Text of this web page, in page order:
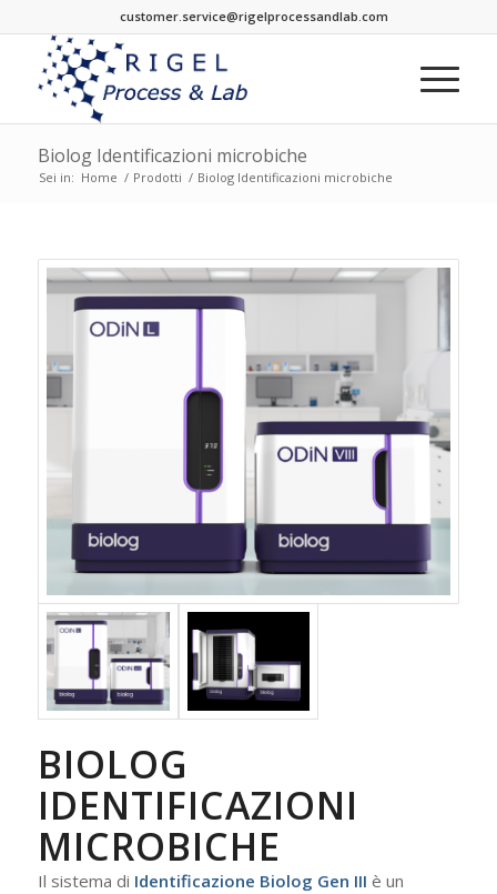
customer.service@rigelprocessandlab.com
Biolog Identificazioni microbiche
Sei in: Home / Prodotti / Biolog Identificazioni microbiche
BIOLOG
IDENTIFICAZIONI
MICROBICHE
Il sistema di Identificazione Biolog Gen III è un